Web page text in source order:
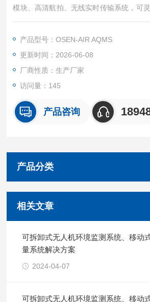
模块、高清航拍、无线实时传输系统，可
不受地形与空间限制，快速完成大范围区
产品型号：OSEN-AIR AQMS
更新时间：2026-06-08
厂商性质：生产厂家
访问量：145
产品咨询
产品分类
相关文章
可拆卸式无人机环境监测系统、移动
量系统解决方案
2024-04-07
可拆卸式无人机环境监测系统、移动